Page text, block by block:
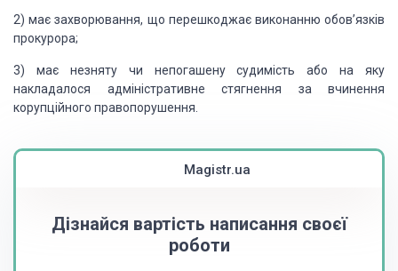
2) має захворювання, що перешкоджає виконанню обов’язків
прокурора;
3) має незнятучи непогашену судимість або на яку
накладалося адміністративне стягнення за вчинення
корупційного правопорушення.
Magistr.ua
Дізнайся вартість написання своєї
роботи